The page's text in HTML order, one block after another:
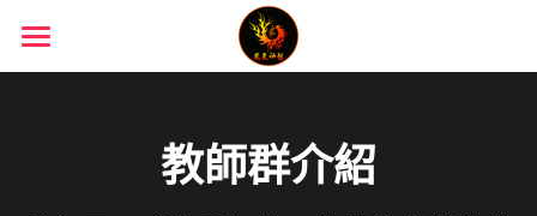
首頁
團長—音樂總監介紹
太鼓表演經歷
教師群介紹